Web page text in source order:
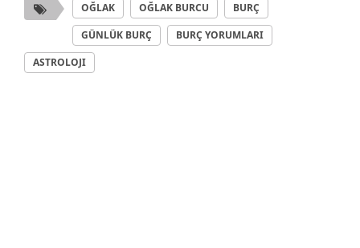
OĞLAK OĞLAK BURCU
BURÇ
GÜNLÜK BURÇ
BURÇ YORUMLARI
ASTROLOJI